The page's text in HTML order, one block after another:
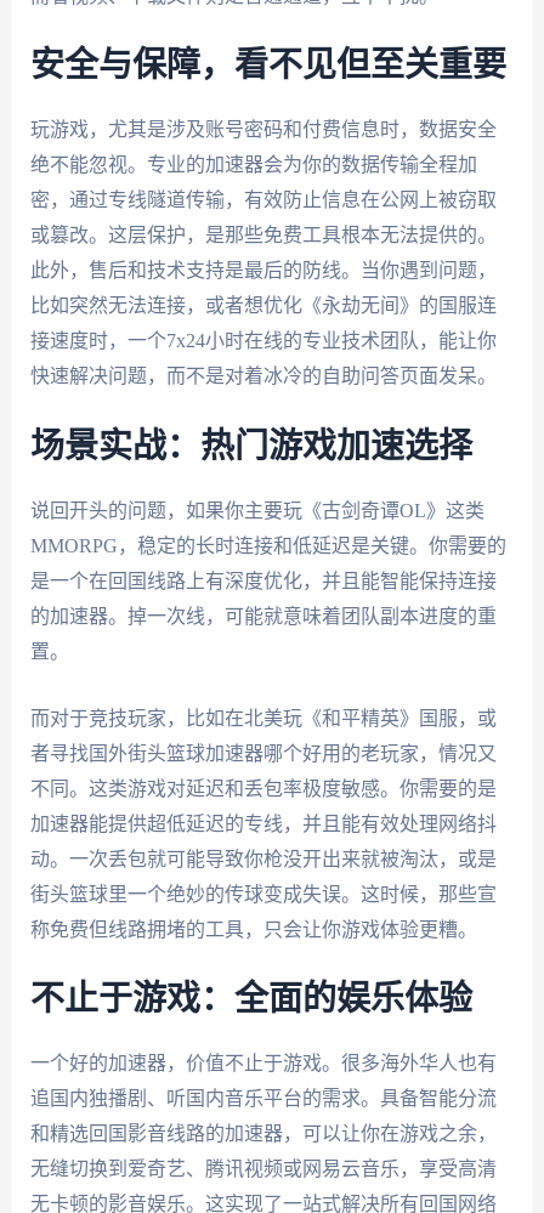
安全与保障，看不见但至关重要
玩游戏，尤其是涉及账号密码和付费信息时，数据安全
绝不能忽视。专业的加速器会为你的数据传输全程加
密，通过专线隧道传输，有效防止信息在公网上被窃取
或篡改。这层保护，是那些免费工具根本无法提供的。
此外，售后和技术支持是最后的防线。当你遇到问题，
比如突然无法连接，或者想优化《永劫无间》的国服连
接速度时，一个7x24小时在线的专业技术团队，能让你
快速解决问题，而不是对着冰冷的自助问答页面发呆。
场景实战：热门游戏加速选择
说回开头的问题，如果你主要玩《古剑奇谭OL》这类
MMORPG，稳定的长时连接和低延迟是关键。你需要的
是一个在回国线路上有深度优化，并且能智能保持连接
的加速器。掉一次线，可能就意味着团队副本进度的重
置。
而对于竞技玩家，比如在北美玩《和平精英》国服，或
者寻找国外街头篮球加速器哪个好用的老玩家，情况又
不同。这类游戏对延迟和丢包率极度敏感。你需要的是
加速器能提供超低延迟的专线，并且能有效处理网络抖
动。一次丢包就可能导致你枪没开出来就被淘汰，或是
街头篮球里一个绝妙的传球变成失误。这时候，那些宣
称免费但线路拥堵的工具，只会让你游戏体验更糟。
不止于游戏：全面的娱乐体验
一个好的加速器，价值不止于游戏。很多海外华人也有
追国内独播剧、听国内音乐平台的需求。具备智能分流
和精选回国影音线路的加速器，可以让你在游戏之余，
无缝切换到爱奇艺、腾讯视频或网易云音乐，享受高清
无卡顿的影音娱乐。这实现了一站式解决所有回国网络